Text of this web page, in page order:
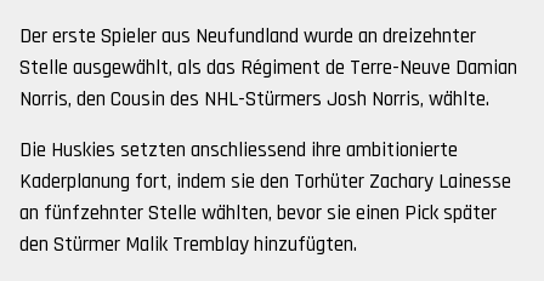
Der erste Spieler aus Neufundland wurde an dreizehnter
Stelle ausgewählt, als das Régiment de Terre-Neuve Damian
Norris, den Cousin des NHL-Stürmers Josh Norris, wählte.
Die Huskies setzten anschliessend ihre ambitionierte
Kaderplanung fort, indem sie den Torhüter Zachary Lainesse
an fünfzehnter Stelle wählten, bevor sie einen Pick später
den Stürmer Malik Tremblay hinzufügten.